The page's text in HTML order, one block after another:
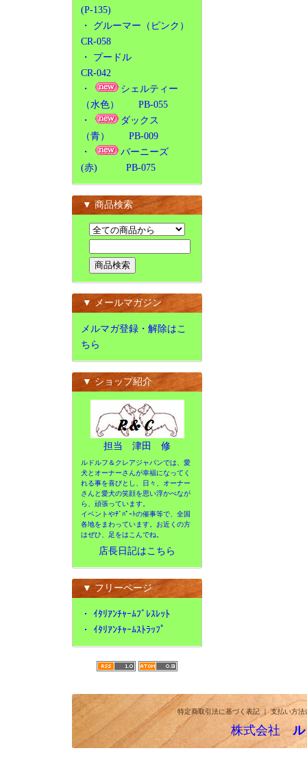
(P-135)
・ グルーマー（ピンク）
CR-058
・ プードル
CR-042
・
シェルティー
（水色） PB-055
・
ダックス
（青） PB-009
・
バーニーズ
(赤) PB-075
▼ 商品検索
▼ メールマガジン
メルマガ登録・解除はこ
ちら
▼ ショップ紹介
担当 津田 修
ルドルフ＆クレアジャパンでは、愛
犬とオーナーさんが幸福になってく
れる事を喜びとし、日々、オーナー
さんと愛犬の笑顔を思い浮かべなが
ら、頑張っています。
イベントやﾃﾞﾊﾟｰﾄの催事等で、全国
各地をまわっています。お近くの方
はぜひ、足をはこんでね。
店長日記はこちら
▼ フリーページ
・ ｲﾀﾘｱﾝﾁｬｰﾑﾌﾞﾚｽﾚｯﾄ
・ ｲﾀﾘｱﾝﾁｬｰﾑｽﾄﾗｯﾌﾟ
特定商取引法に基づく表記｜支払い方法
株式会社